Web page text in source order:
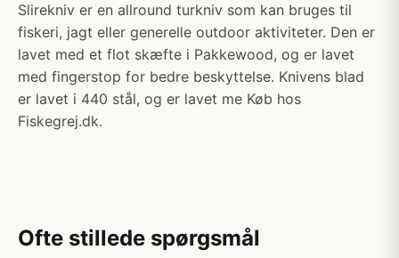
Slirekniv er en allround turkniv som kan bruges til
fiskeri, jagt eller generelle outdoor aktiviteter. Den er
lavet med et flot skæfte i Pakkewood, og er lavet
med fingerstop for bedre beskyttelse. Knivens blad
er lavet i 440 stål, og er lavet me Køb hos
Fiskegrej.dk.
Ofte stillede spørgsmål